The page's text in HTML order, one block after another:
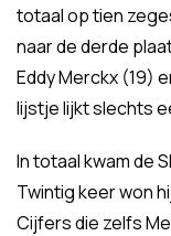
totaal op tien
naar de derde
Eddy Merckx (19)
lijstje lijkt slechts
In totaal kwam de
Twintig keer won
Cijfers die zelfs